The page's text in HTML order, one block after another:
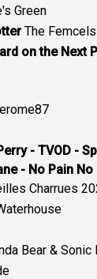
Green
The Femcels
on the Next
- TVOD -
- No Pain No
Charrues
Bear & Sonic